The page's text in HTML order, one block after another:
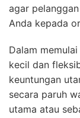
agar
Anda kepada
Dalam
kecil dan
keuntungan
secara paruh
utama atau